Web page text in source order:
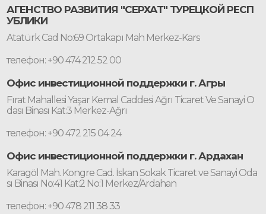
АГЕНСТВО РАЗВИТИЯ "СЕРХАТ" ТУРЕЦКОЙ РЕСП
УБЛИКИ
Atatürk Cad No:69 Ortakapı Mah Merkez-Kars
телефон: +90 474 212 52 00
Офис инвестиционной поддержки г. Агры
Fırat Mahallesi Yaşar Kemal Caddesi Ağrı Ticaret Ve Sanayi O
dası Binası Kat:3 Merkez-Ağrı
телефон: +90 472 215 04 24
Офис инвестиционной поддержки г. Ардахан
Karagöl Mah. Kongre Cad. İskan Sokak Ticaret ve Sanayi Oda
sı Binası No:41 Kat:2 No:1 Merkez/Ardahan
телефон: +90 478 211 38 33